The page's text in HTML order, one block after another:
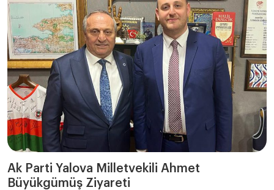
Ak Parti Yalova Milletvekili Ahmet
Büyükgümüş Ziyareti